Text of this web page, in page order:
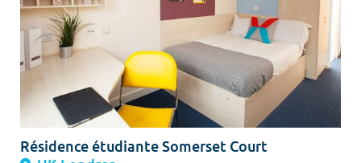
Résidence étudiante Somerset Court